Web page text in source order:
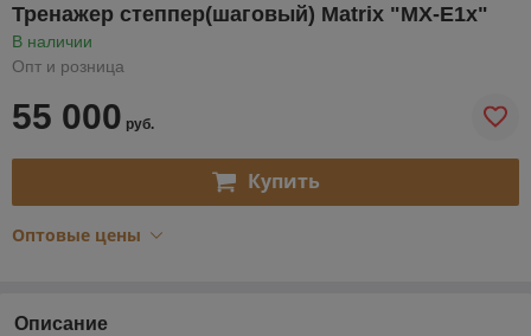
Тренажер степпер(шаговый) Matrix "MX-E1x"
В наличии
Опт и розница
55 000 руб.
Купить
Оптовые цены
Описание